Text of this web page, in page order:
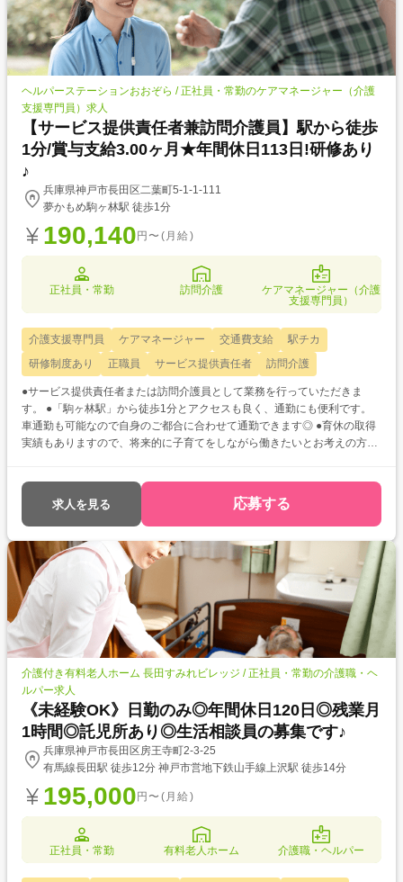
ヘルパーステーションおおぞら / 正社員・常勤のケアマネージャー（介護
支援専門員）求人
【サービス提供責任者兼訪問介護員】駅から徒歩
1分/賞与支給3.00ヶ月★年間休日113日!研修あり
♪
兵庫県神戸市長田区二葉町5-1-1-111
夢かもめ駒ヶ林駅 徒歩1分
190,140 円〜(月給)
正社員・常勤 訪問介護
ケアマネージャー（介護
支援専門員）
介護支援専門員 ケアマネージャー 交通費支給
駅チカ
研修制度あり
正職員 サービス提供責任者 訪問介護
●サービス提供責任者または訪問介護員として業務を行っていただきま
す。 ●「駒ヶ林駅」から徒歩1分とアクセスも良く、通勤にも便利です。
車通勤も可能なので自身のご都合に合わせて通勤できます◎ ●育休の取得
実績もありますので、将来的に子育てをしながら働きたいとお考えの方も
求人を見る 応募する
介護付き有料老人ホーム 長田すみれビレッジ / 正社員・常勤の介護職・ヘ
ルパー求人
《未経験OK》日勤のみ◎年間休日120日◎残業月
1時間◎託児所あり◎生活相談員の募集です♪
兵庫県神戸市長田区房王寺町2-3-25
有馬線長田駅 徒歩12分 神戸市営地下鉄山手線上沢駅 徒歩14分
195,000 円〜(月給)
正社員・常勤 有料老人ホーム 介護職・ヘルパー